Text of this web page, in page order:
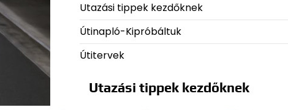
Utazási tippek kezdőknek
Útinapló-Kipróbáltuk
Útitervek
Utazási tippek kezdőknek